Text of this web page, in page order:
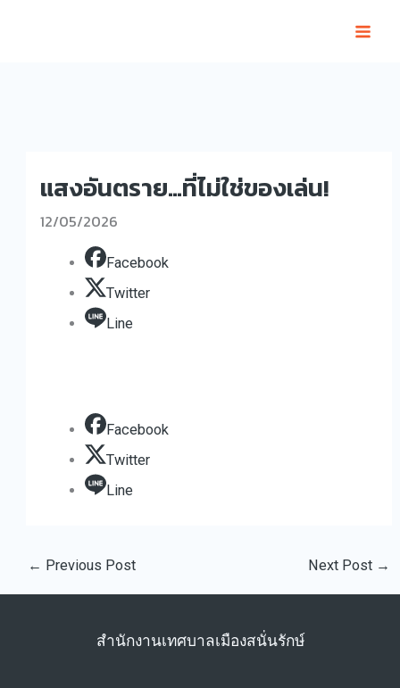
แสงอันตราย…ที่ไม่ใช่ของเล่น!
12/05/2026
Facebook
Twitter
Line
Facebook
Twitter
Line
← Previous Post Next Post →
สำนักงานเทศบาลเมืองสนั่นรักษ์